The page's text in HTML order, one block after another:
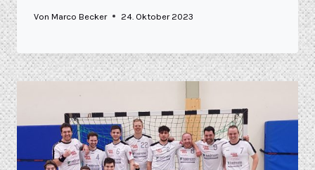
Von Marco Becker 24. Oktober 2023